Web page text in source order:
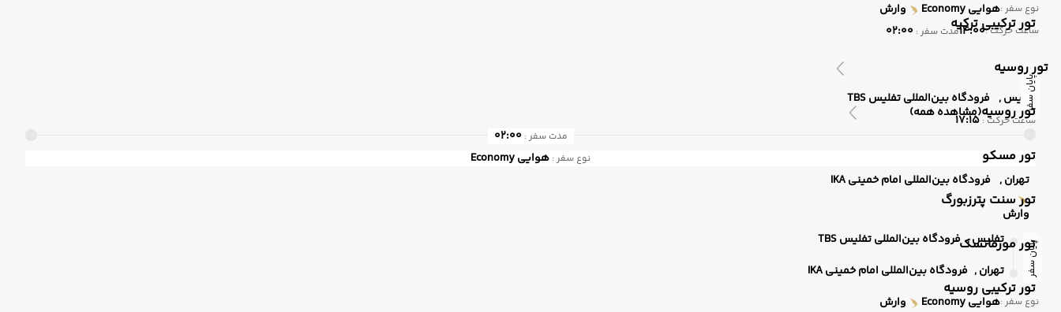
تور ترکیبی ترکیه
تور روسیه
تور روسیه(مشاهده همه)
تور مسکو
تور سنت پترزبورگ
تور مورمانسک
تور ترکیبی روسیه
نوع سفر :هوایی وارش
ساعت حرکت :14:00مدت سفر : 02:00
پایان سفرتفلیس , فرودگاه بین‌المللی تفلیس TBS
ساعت حرکت : 17:15
مدت سفر :02:00
نوع سفر : هوایی
تهران , فرودگاه بین‌المللی امام خمینی IKA
وارش
پایان سفر تفلیس , فرودگاه بین‌المللی تفلیس TBS
تهران , فرودگاه بین‌المللی امام خمینی IKA
نوع سفر :هوایی وارش